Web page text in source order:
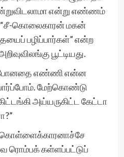
என்று எண்ணம்
“சீ-கொலைகாரன் மகன்
பழிப்பார்கள்” என்ற
பூட்டியது.
போனதை எண்ணி என்ன
மேற்கொண்டு
அய்யருகிட்ட கேட்டா
ரொம்பக் கள்ளப்பட்டுப்